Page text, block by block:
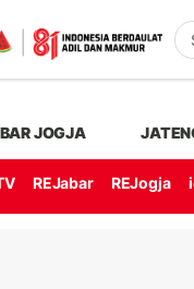
JOGJA
REJabar REJogja